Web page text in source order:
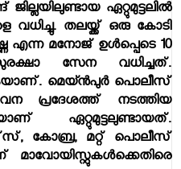
ഏറ്റുമുട്ടലില്‍
വധിച്ചു. തലയ്ക്ക് ഒരു കോടി
എന്ന മനോജ് ഉള്‍പ്പെടെ 10
സേന വധിച്ചത്.
മെയ്ന്‍പുര്‍ പൊലീസ്
പ്രദേശത്ത് നടത്തിയ
ഏറ്റുമുട്ടലുണ്ടായത്.
കോബ്ര, മറ്റ് പൊലീസ്